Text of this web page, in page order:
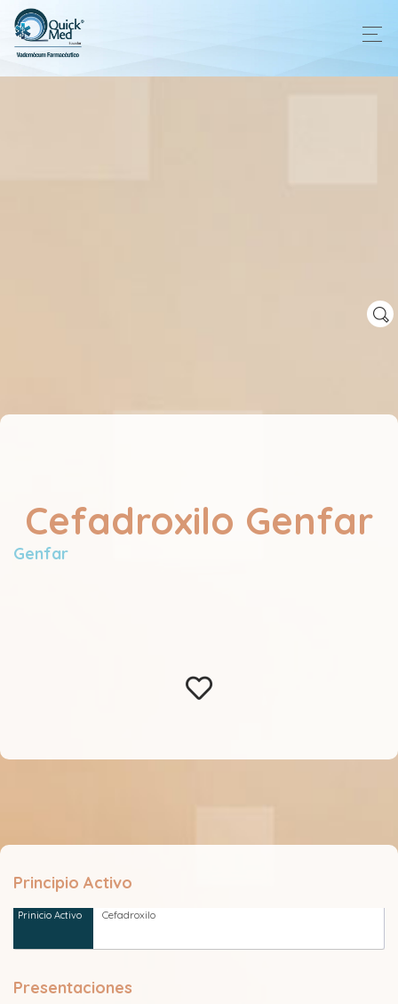
Cefadroxilo Genfar
Genfar
Principio Activo
Cefadroxilo
Presentaciones